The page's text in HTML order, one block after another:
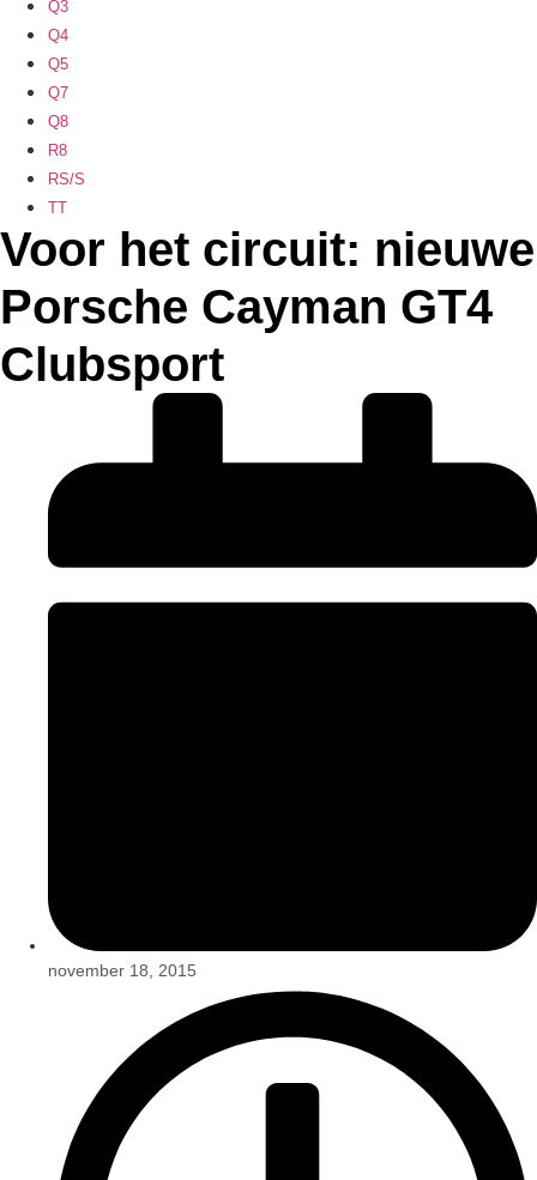
Q3
Q4
Q5
Q7
Q8
R8
RS/S
TT
Voor het circuit: nieuwe
Porsche Cayman GT4
Clubsport
november 18, 2015